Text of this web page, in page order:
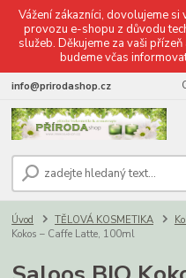
Vážení zákazníci, dovolujeme
provozu e-shopu z důvodu
služeb. Děkujeme za vaši
budeme včas
info@prirodashop.cz
Úvod TĚLOVÁ KOSMETIKA
Kokos – Caffe Latte, 100ml